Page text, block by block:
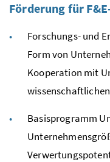
Förderung für
Forschungs- und
Form von
Kooperation mit
Basisprogramm